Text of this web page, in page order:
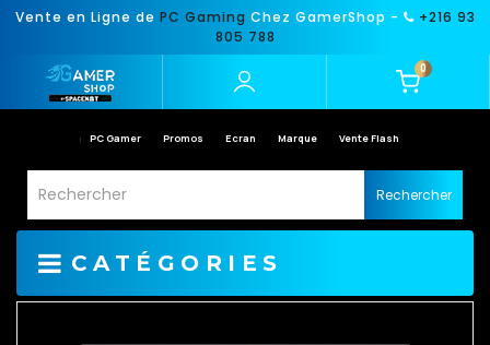
Vente en Ligne de PC Gaming Chez GamerShop -
+216 93
805 788
0
PC Gamer Promos Ecran Marque Vente Flash
Rechercher
CATÉGORIES